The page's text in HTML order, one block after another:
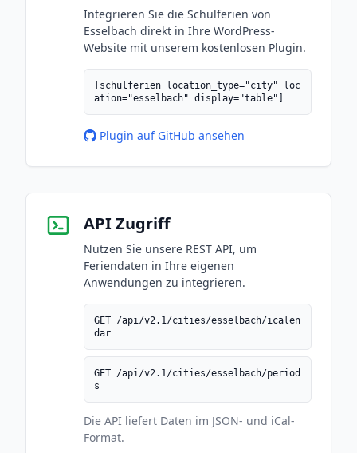
Integrieren Sie die Schulferien von
Esselbach direkt in Ihre WordPress-
Website mit unserem kostenlosen Plugin.
[schulferien location_type="city" loc
ation="esselbach" display="table"]
Plugin auf GitHub ansehen
API Zugriff
Nutzen Sie unsere REST API, um
Feriendaten in Ihre eigenen
Anwendungen zu integrieren.
GET /api/v2.1/cities/esselbach/icalen
dar
GET /api/v2.1/cities/esselbach/period
s
Die API liefert Daten im JSON- und iCal-
Format.